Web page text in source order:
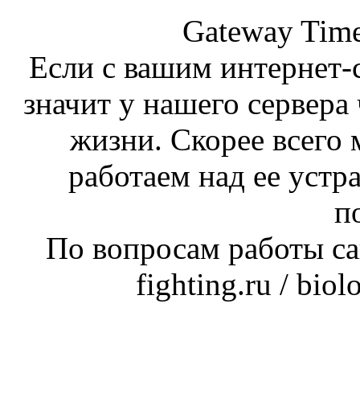
Gateway
Если с вашим интернет-
значит у нашего
жизни. Скорее
работаем над ее
По вопросам работы
fighting.ru /